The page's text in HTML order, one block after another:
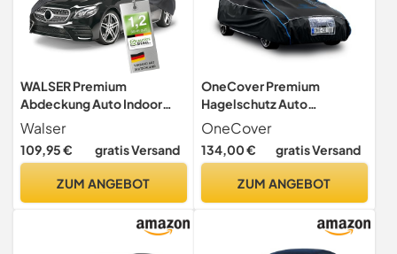
WALSER Premium
Abdeckung Auto Indoor
Stretch Plus
Qualitätssieger Sehr Gut*
Autoabdeckung Winter
Autoplane Winter
Winter Auto Abdeckplane
Walser
109,95 € gratis Versand
ZUM ANGEBOT
OneCover Premium
Hagelschutz Auto
Abdeckung – 4 mm Eva
Polsterung,
Ganzjahresschutz,
Kennzeichenfenster
OneCover
134,00 € gratis Versand
ZUM ANGEBOT